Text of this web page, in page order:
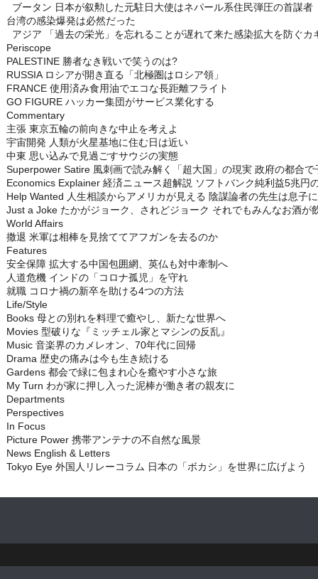
ブータン 日本が叙勲した元駐日大使はネパール系住民弾圧の首謀者
台湾の感染爆発は必然だった
アジア 「過去の栄光」を忘れることが遅れて来た感染拡大を防ぐカ
Periscope
PALESTINE 勝者なき戦いで笑うのは?
RUSSIA ロシアが開き直る「北極圏はロシア領」
FRANCE 使用済み食用油でエコな長距離フライト
GO FIGURE ハッカー集団がサービス業化する
Commentary
主張 東京五輪の前向きな中止を考えよ
宇宙開発 人類が火星基地に住む日は近い
中東 思い込みで見過ごすサウジの実態
Superpower Satire 風刺画で読み解く「超大国」の現実 政府の都合で
Economics Explainer 経済ニュース超解説 ソフトバンク純利益5兆円
Help Wanted 人生相談からアメリカが見える 陰謀論者の先生は息子
Just a Joke たかがジョーク、されどジョーク それでもみんなお酒が
World Affairs
撒退 米軍は相棒を見捨ててアフガンを去るのか
Features
安全保障 拡大する中国包囲網、英仏も対中牽制へ
人道危機 インドの「コロナ孤児」を守れ
就職 コロナ禍の新卒を助ける4つの方法
Life/Style
Books 母との別れを料理で癒やし、新たな世界へ
Movies 型破りな『ミッチェル家とマシンの反乱』
Music 音楽界のカメレオン、70年代に回帰
Drama 歴史の痛みは今も生き続ける
Gardens 都会で緑に包まれ心を癒やす小さな旅
My Turn わが家に押し入った泥棒が働き者の親友に
Departments
Perspectives
In Focus
Picture Power 携帯アンテナの不自然な風景
News English & Letters
Tokyo Eye 外国人リレーコラム 日本の「ボカシ」を世界に広げよう